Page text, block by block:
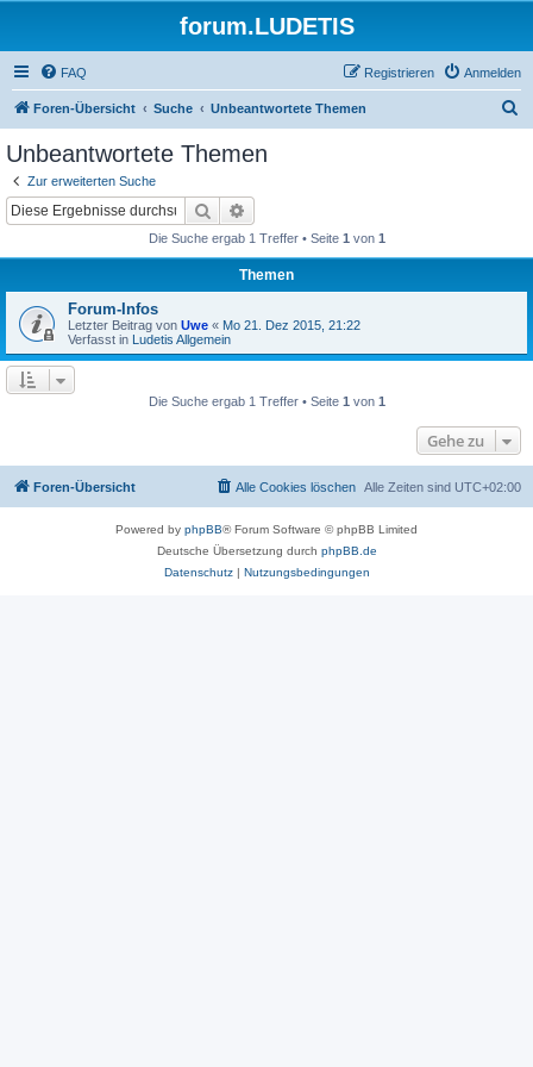
forum.LUDETIS
FAQ Anmelden
Registrieren
Foren-Übersicht Suche Unbeantwortete Themen
Unbeantwortete Themen
Zur erweiterten Suche
Suche
Die Suche ergab 1 Treffer • Seite 1 von 1
Themen
Forum-Infos
Letzter Beitrag von Uwe « Mo 21. Dez 2015, 21:22
Verfasst in Ludetis Allgemein
Die Suche ergab 1 Treffer • Seite 1 von 1
Gehe zu
Foren-Übersicht Alle Zeiten sind UTC+02:00
Alle Cookies löschen
Powered by phpBB® Forum Software © phpBB Limited
Deutsche Übersetzung durch phpBB.de
Datenschutz| Nutzungsbedingungen